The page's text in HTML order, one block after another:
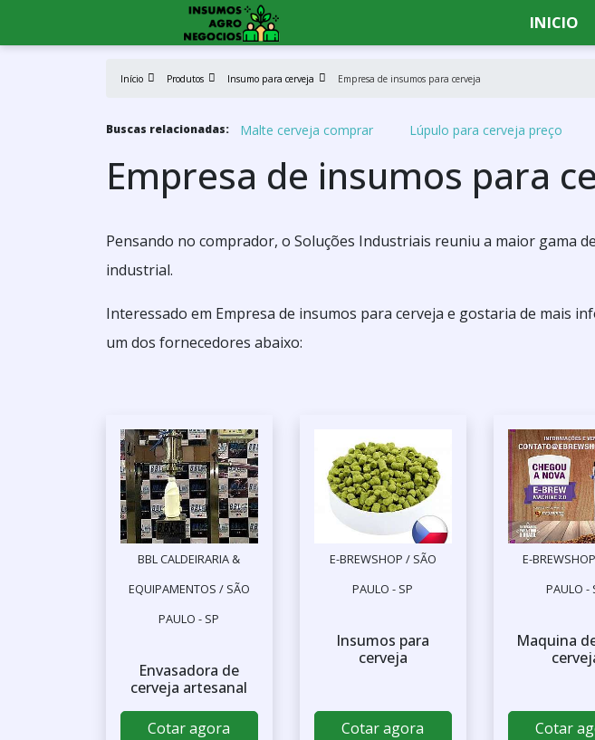
INICIO
Início Produtos Insumo para cerveja Empresa de insumos para cerveja
Buscas relacionadas: Malte cerveja comprar Lúpulo para cerveja preço
Empresa de insumos para
Pensando no comprador, o Soluções Industriais reuniu a maior gama
industrial.
Interessado em Empresa de insumos para cerveja e gostaria de mais
um dos fornecedores abaixo:
BBL CALDEIRARIA &
EQUIPAMENTOS / SÃO
PAULO - SP
Envasadora de
cerveja artesanal
Cotar agora
E-BREWSHOP / SÃO
PAULO - SP
Insumos para
cerveja
Cotar agora
E-
PAULO -
Maquina
Cotar